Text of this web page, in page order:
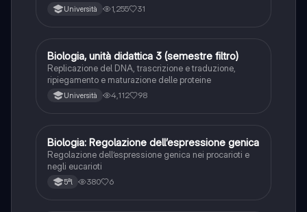
Università 1,255 31
Biologia
Biologia, unità didattica 3 (semestre filtro)
Replicazione del DNA, trascrizione e traduzione,
ripiegamento e maturazione delle proteine
Università 4,112 98
Scienze
Biologia: Regolazione dell’espressione genica
Regolazione dell’espressione genica nei procarioti e
negli eucarioti
5ªl 380 6